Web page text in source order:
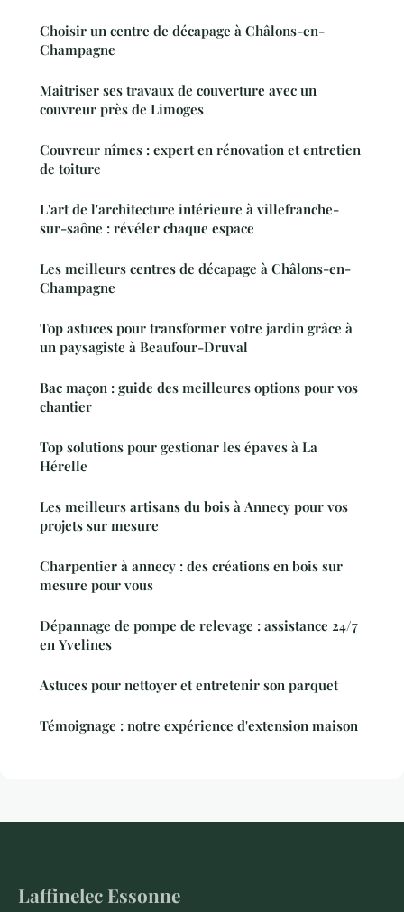
Choisir un centre de décapage à Châlons-en-
Champagne
Maîtriser ses travaux de couverture avec un
couvreur près de Limoges
Couvreur nîmes : expert en rénovation et entretien
de toiture
L'art de l'architecture intérieure à villefranche-
sur-saône : révéler chaque espace
Les meilleurs centres de décapage à Châlons-en-
Champagne
Top astuces pour transformer votre jardin grâce à
un paysagiste à Beaufour-Druval
Bac maçon : guide des meilleures options pour vos
chantier
Top solutions pour gestionar les épaves à La
Hérelle
Les meilleurs artisans du bois à Annecy pour vos
projets sur mesure
Charpentier à annecy : des créations en bois sur
mesure pour vous
Dépannage de pompe de relevage : assistance 24/7
en Yvelines
Astuces pour nettoyer et entretenir son parquet
Témoignage : notre expérience d'extension maison
Laffinelec Essonne